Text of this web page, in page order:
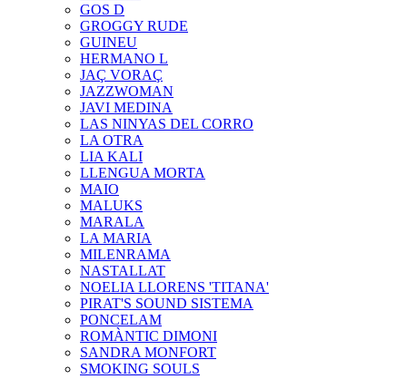
GOS D
GROGGY RUDE
GUINEU
HERMANO L
JAÇ VORAÇ
JAZZWOMAN
JAVI MEDINA
LAS NINYAS DEL CORRO
LA OTRA
LIA KALI
LLENGUA MORTA
MAIO
MALUKS
MARALA
LA MARIA
MILENRAMA
NASTALLAT
NOELIA LLORENS 'TITANA'
PIRAT'S SOUND SISTEMA
PONCELAM
ROMÀNTIC DIMONI
SANDRA MONFORT
SMOKING SOULS